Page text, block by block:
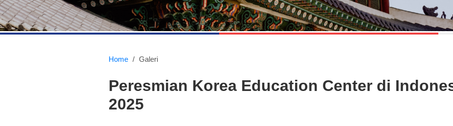
Home / Galeri
Peresmian Korea Education Center di
2025